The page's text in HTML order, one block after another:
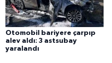
Otomobil bariyere çarpıp
alev aldı: 3 astsubay
yaralandı